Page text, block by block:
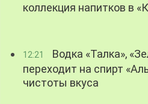
коллекция напитков в
12:21
Водка «Талка»,
переходит на спирт
чистоты вкуса